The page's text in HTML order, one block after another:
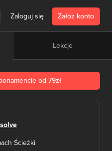
Zaloguj się Załóż konto
Lekcje
od 79zł
Ścieżki